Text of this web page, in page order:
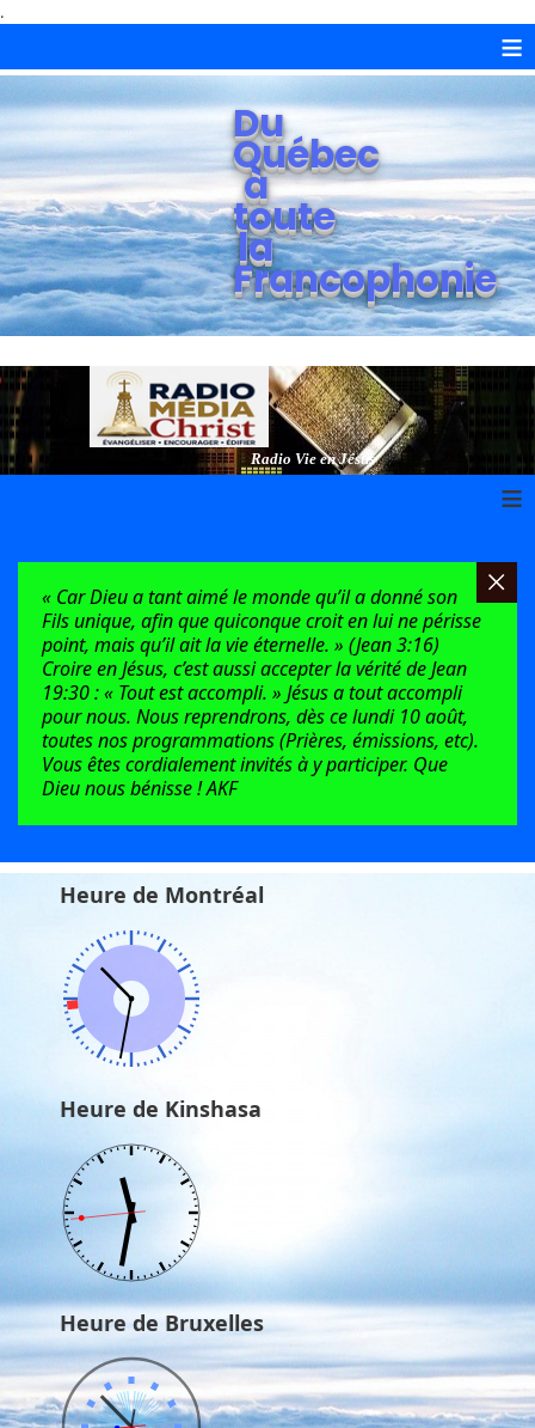
.
≡
Du
Québec
à
toute
la
Francophonie
Radio Vie en Jésus
≡
« Car Dieu a tant aimé le monde qu’il a donné son
Fils unique, afin que quiconque croit en lui ne périsse
point, mais qu’il ait la vie éternelle. » (Jean 3:16)
Croire en Jésus, c’est aussi accepter la vérité de Jean
19:30 : « Tout est accompli. » Jésus a tout accompli
pour nous. Nous reprendrons, dès ce lundi 10 août,
toutes nos programmations (Prières, émissions, etc).
Vous êtes cordialement invités à y participer. Que
Dieu nous bénisse ! AKF
Heure de Montréal
Heure de Kinshasa
Heure de Bruxelles